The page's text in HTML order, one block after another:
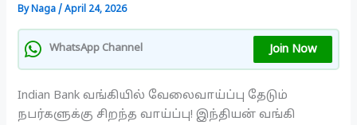
ByNaga/April 24, 2026
WhatsApp Channel Join Now
Indian Bank வங்கியில் வேலைவாய்ப்பு தேடும்
நபர்களுக்கு சிறந்த வாய்ப்பு! இந்தியன் வங்கி